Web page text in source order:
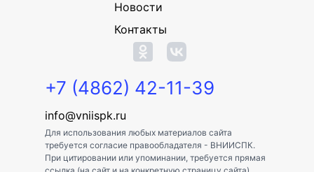
Новости
Контакты
+7 (4862) 42-11-39
info@vniispk.ru
Для использования любых материалов сайта
требуется согласие правообладателя - ВНИИСПК.
При цитировании или упоминании, требуется прямая